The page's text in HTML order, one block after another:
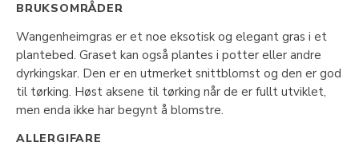
BRUKSOMRÅDER
Wangenheimgras er et noe eksotisk og elegant gras i et
plantebed. Graset kan også plantes i potter eller andre
dyrkingskar. Den er en utmerket snittblomst og den er god
til tørking. Høst aksene til tørking når de er fullt utviklet,
men enda ikke har begynt å blomstre.
ALLERGIFARE